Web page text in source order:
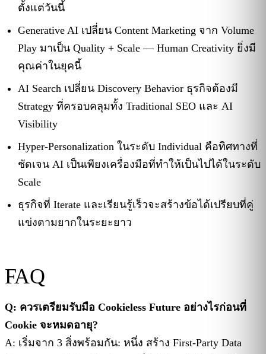
ตั้งแต่วันนี้
Generative AI เปลี่ยน Content Marketing จาก Volume
Play มาเป็น Quality + Scale — Human Creativity ยิ่งมี
คุณค่าในยุคนี้
AI Search เปลี่ยน Discovery Behavior ธุรกิจต้องมี
Strategy ที่ครอบคลุมทั้ง Traditional SEO และ AI
Visibility
Hyper-Personalization ในระดับ Individual คือทิศทางที่
ชัดเจน AI เป็นเพียงเครื่องมือที่ทำให้เป็นไปได้ในระดับ
Scale
ธุรกิจที่ Iterate และเรียนรู้เร็วจะสร้างข้อได้เปรียบที่คู่
แข่งตามยากในระยะยาว
FAQ
Q: ควรเตรียมรับมือ Cookieless Future อย่างไรก่อนที่
Cookie จะหมดอายุ?
A: เริ่มจาก 3 สิ่งพร้อมกัน: หนึ่ง สร้าง First-Party Data